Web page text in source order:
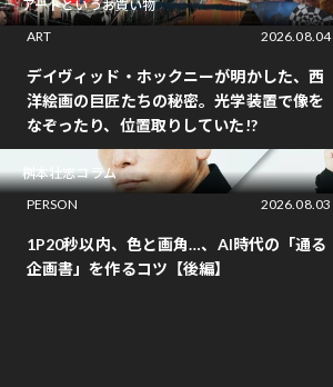
アートというお買い物
ART
2026.08.04
デイヴィッド・ホックニーが明かした、西
洋絵画の巨匠たちの秘密。光学装置で像を
なぞったり、位置取りしていた!?
桝本壮志コラム
PERSON
2026.08.03
1P20秒以内、色と画角…、AI時代の「通る
企画書」を作るコツ【後編】